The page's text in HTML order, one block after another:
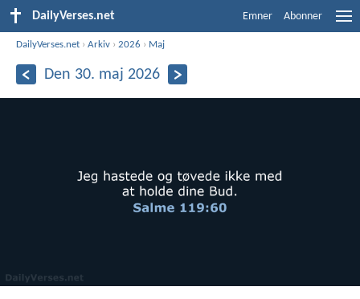
DailyVerses.net Emner Abonner
DailyVerses.net ›Arkiv ›2026 › Maj
Den 30. maj 2026